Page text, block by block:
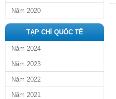
Năm 2020
TẠP CHÍ QUỐC TẾ
Năm 2024
Năm 2023
Năm 2022
Năm 2021